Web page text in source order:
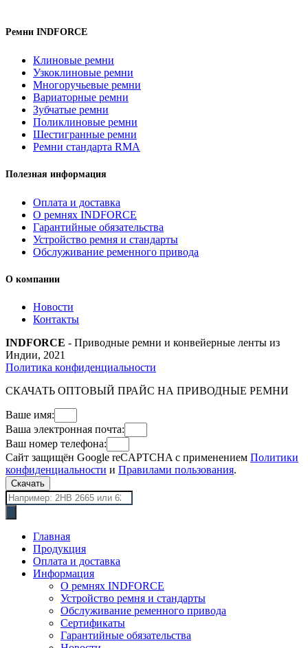
Ремни INDFORCE
Клиновые ремни
Узкоклиновые ремни
Многоручьевые ремни
Вариаторные ремни
Зубчатые ремни
Поликлиновые ремни
Шестигранные ремни
Ремни стандарта RMA
Полезная информация
Оплата и доставка
О ремнях INDFORCE
Гарантийные обязательства
Устройство ремня и стандарты
Обслуживание ременного привода
О компании
Новости
Контакты
INDFORCE - Приводные ремни и конвейерные ленты из
Индии, 2021
Политика конфиденциальности
СКАЧАТЬ ОПТОВЫЙ ПРАЙС НА ПРИВОДНЫЕ РЕМНИ
Ваше имя:
Ваша электронная почта:
Ваш номер телефона:
Сайт защищён Google reCAPTCHA с применением Политики
конфиденциальности и Правилами пользования.
Скачать
Поиск
товаров
Главная
Продукция
Оплата и доставка
Информация
О ремнях INDFORCE
Устройство ремня и стандарты
Обслуживание ременного привода
Сертификаты
Гарантийные обязательства